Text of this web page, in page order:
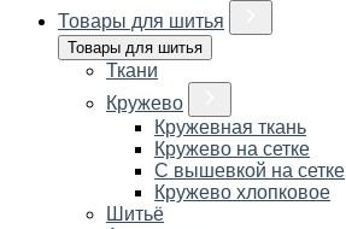
Товары для шитья
Товары для шитья
Ткани
Кружево
Кружевная ткань
Кружево на сетке
С вышевкой на сетке
Кружево хлопковое
Шитьё